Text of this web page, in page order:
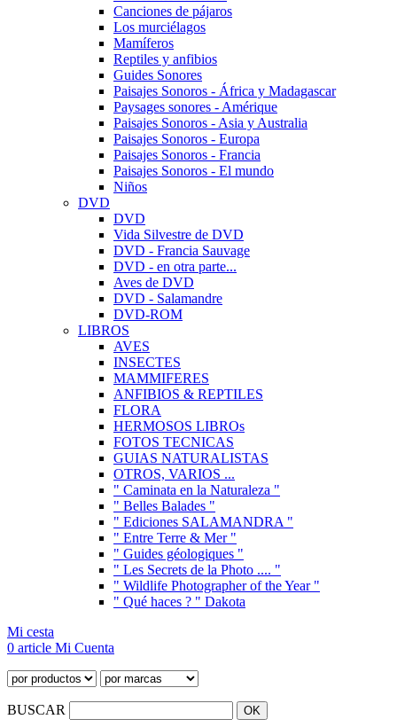
Canciones de pájaros
Los murciélagos
Mamíferos
Reptiles y anfibios
Guides Sonores
Paisajes Sonoros - África y Madagascar
Paysages sonores - Amérique
Paisajes Sonoros - Asia y Australia
Paisajes Sonoros - Europa
Paisajes Sonoros - Francia
Paisajes Sonoros - El mundo
Niños
DVD
DVD
Vida Silvestre de DVD
DVD - Francia Sauvage
DVD - en otra parte...
Aves de DVD
DVD - Salamandre
DVD-ROM
LIBROS
AVES
INSECTES
MAMMIFERES
ANFIBIOS & REPTILES
FLORA
HERMOSOS LIBROs
FOTOS TECNICAS
GUIAS NATURALISTAS
OTROS, VARIOS ...
" Caminata en la Naturaleza "
" Belles Balades "
" Ediciones SALAMANDRA "
" Entre Terre & Mer "
" Guides géologiques "
" Les Secrets de la Photo .... "
" Wildlife Photographer of the Year "
" Qué haces ? " Dakota
Mi cesta
0 article Mi Cuenta
BUSCAR